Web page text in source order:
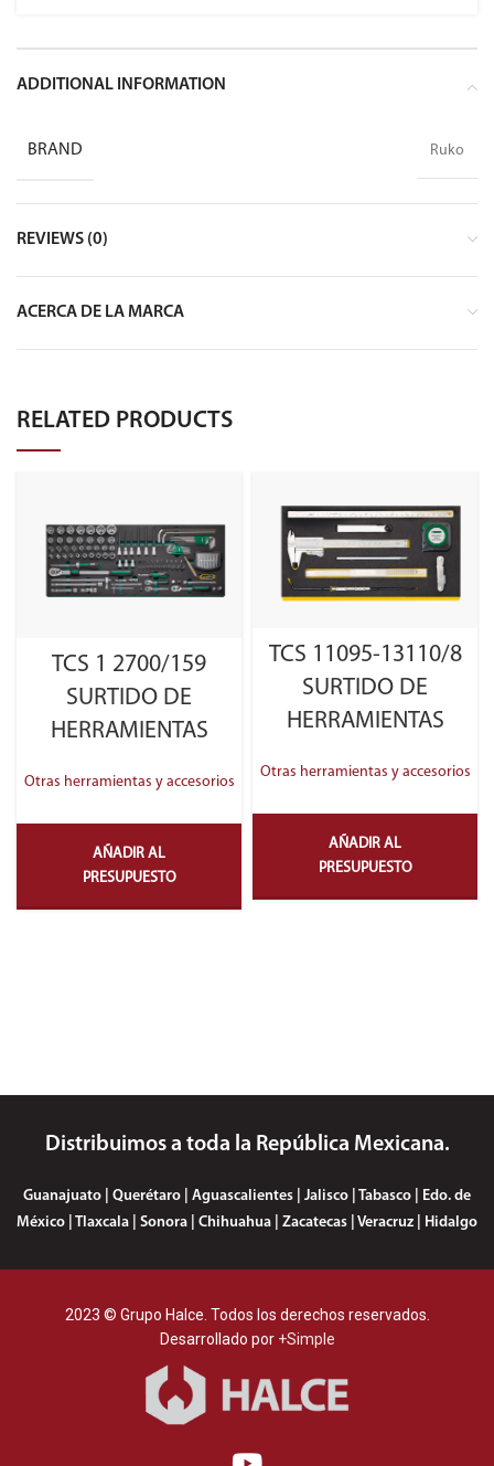
ADDITIONAL INFORMATION
BRAND Ruko
REVIEWS (0)
ACERCA DE LA MARCA
RELATED PRODUCTS
TCS 1 2700/159
SURTIDO DE
HERRAMIENTAS
Otras herramientas y accesorios
AÑADIR AL
PRESUPUESTO
TCS 11095-13110/8
SURTIDO DE
HERRAMIENTAS
Otras herramientas y accesorios
AÑADIR AL
PRESUPUESTO
Distribuimos a toda la República Mexicana.
Guanajuato | Querétaro | Aguascalientes | Jalisco | Tabasco | Edo. de
México | Tlaxcala | Sonora | Chihuahua | Zacatecas | Veracruz | Hidalgo
2023 © Grupo Halce. Todos los derechos reservados.
Desarrollado por +Simple